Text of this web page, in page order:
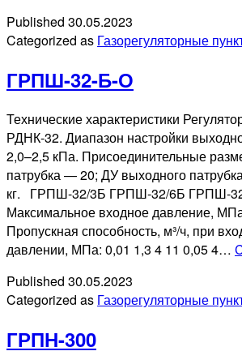
Published 30.05.2023
Categorized as Газорегуляторные
ГРПШ-32-Б-О
Технические характеристики
РДНК-32. Диапазон настройки
2,0–2,5 кПа. Присоединительные
патрубка — 20; ДУ выходного
кг. ГРПШ-32/3Б ГРПШ-32/6Б ГРПШ-
Максимальное входное давление,
Пропускная способность, м³/ч, при
давлении, МПа: 0,01 1,3 4 11 0,05 4…
Published 30.05.2023
Categorized as Газорегуляторные
ГРПН-300